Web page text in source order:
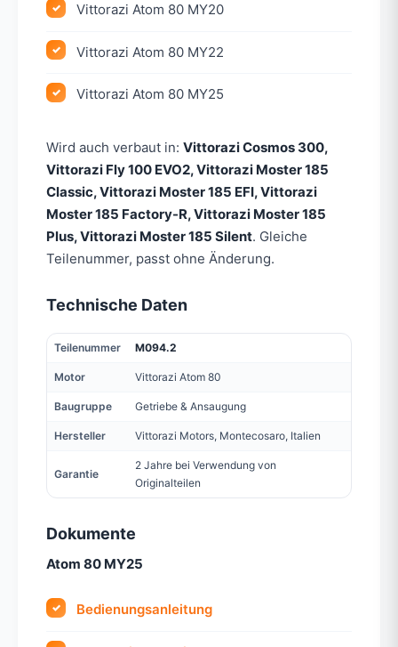
Vittorazi Atom 80 MY20
Vittorazi Atom 80 MY22
Vittorazi Atom 80 MY25
Wird auch verbaut in: Vittorazi Cosmos 300,
Vittorazi Fly 100 EVO2, Vittorazi Moster 185
Classic, Vittorazi Moster 185 EFI, Vittorazi
Moster 185 Factory-R, Vittorazi Moster 185
Plus, Vittorazi Moster 185 Silent. Gleiche
Teilenummer, passt ohne Änderung.
Technische Daten
Teilenummer M094.2
Motor Vittorazi Atom 80
Baugruppe Getriebe & Ansaugung
Hersteller Vittorazi Motors, Montecosaro, Italien
Garantie
2 Jahre bei Verwendung von
Originalteilen
Dokumente
Atom 80 MY25
Bedienungsanleitung